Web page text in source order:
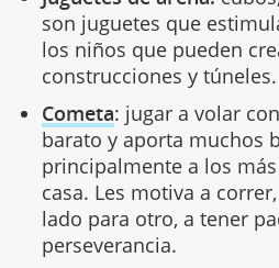
son juguetes que
los niños que pueden
construcciones y túneles.
Cometa: jugar a volar
barato y aporta muchos
principalmente a los
casa. Les motiva a
lado para otro, a tener
perseverancia.